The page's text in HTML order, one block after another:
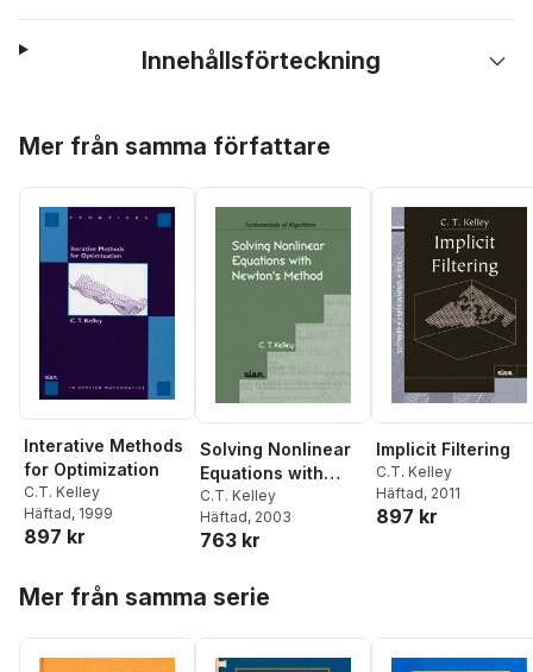
Innehållsförteckning
Mer från samma författare
Interative Methods
for Optimization
C.T. Kelley
Häftad, 1999
897 kr
Solving Nonlinear
Equations with
Newton's Method
C.T. Kelley
Häftad, 2003
763 kr
Implicit Filtering
C.T. Kelley
Häftad, 2011
897 kr
Mer från samma serie